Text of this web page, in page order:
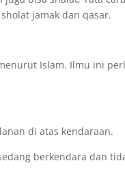
jamak dan qasar.
Islam. Ilmu ini
di atas kendaraan.
berkendara dan